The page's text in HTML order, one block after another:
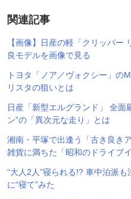
関連記事
【画像】日産の軽「クリッパー
良モデルを画像で見る
トヨタ「ノア／ヴォクシー」
リスタの狙いとは
日産「新型エルグランド」 全面
ン”の「異次元な走り」とは
湘南・平塚で出逢う「古き良き
雑貨に満ちた「昭和のドライブ
“大人2人”寝られる!? 車中泊派
に“寝て”みた